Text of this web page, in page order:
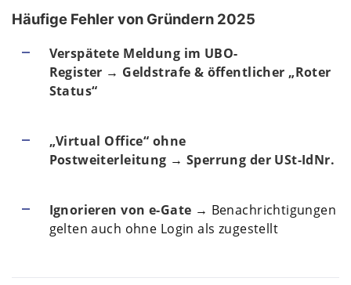
Häufige Fehler von Gründern 2025
Verspätete Meldung im UBO-
Register → Geldstrafe & öffentlicher „Roter
Status“
„Virtual Office“ ohne
Postweiterleitung → Sperrung der USt-IdNr.
Ignorieren von e-Gate → Benachrichtigungen
gelten auch ohne Login als zugestellt